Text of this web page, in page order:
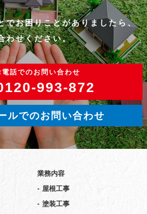
でお困りことがありましたら、
わせください。
電話でのお問い合わせ
993-872
ルでのお問い合わせ
業務内容
- 屋根工事
- 塗装工事